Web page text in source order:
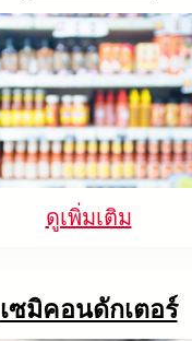
ดูเพิ่มเติม
เซมิคอนดักเตอร์